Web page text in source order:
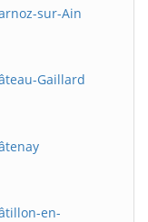
sur-Ain
Gaillard
en-